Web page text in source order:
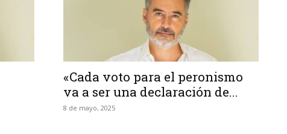
«Cada voto para el peronismo
va a ser una declaración de...
8 de mayo, 2025